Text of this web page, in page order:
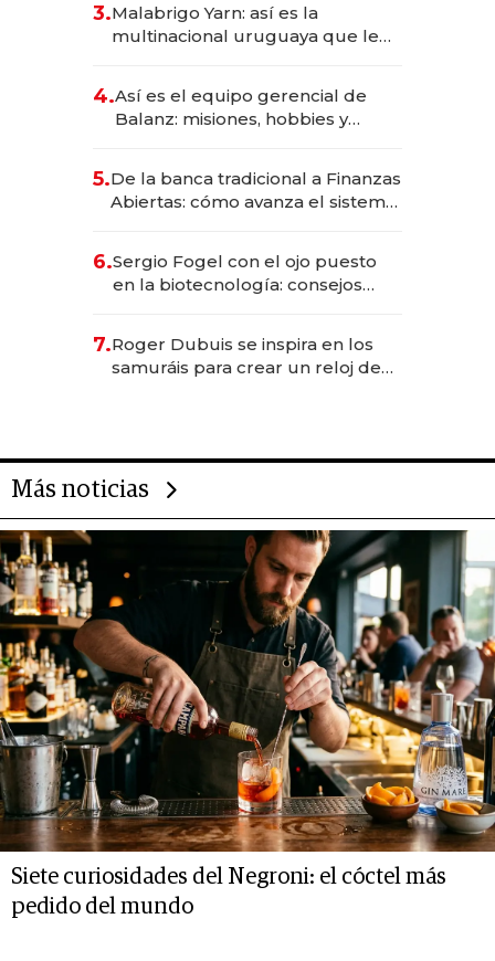
anticipación y prepara apertura
3.Malabrigo Yarn: así es la
multinacional uruguaya que le
4.Así es el equipo gerencial de
Balanz: misiones, hobbies y
5.De la banca tradicional a Finanzas
Abiertas: cómo avanza el sistema
6.Sergio Fogel con el ojo puesto
en la biotecnología: consejos
rol de la IA
7.Roger Dubuis se inspira en los
samuráis para crear un reloj de
Más noticias
Siete curiosidades del Negroni: el cóctel más
pedido del mundo